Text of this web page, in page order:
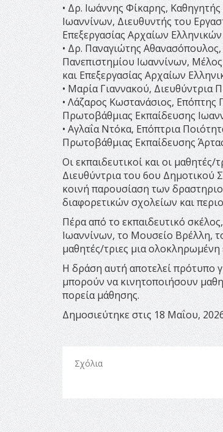
• Δρ. Ιωάννης Φίκαρης,
Ιωαννίνων, Διευθυντής του
Επεξεργασίας Αρχαίων
• Δρ. Παναγιώτης
Πανεπιστημίου Ιωαννίνων,
και Επεξεργασίας Αρχαίων
• Μαρία Γιαννακού, Διευθύντρια
• Λάζαρος Κωστανάσιος,
Πρωτοβάθμιας Εκπαίδευσης
• Αγλαΐα Ντόκα, Επόπτρια
Πρωτοβάθμιας Εκπαίδευσης
Οι εκπαιδευτικοί και οι μαθητές/
Διευθύντρια του 6ου Δημοτικού
κοινή παρουσίαση των
διαφορετικών σχολείων και
Πέρα από το εκπαιδευτικό
Ιωαννίνων, το Μουσείο Βρέλλη,
μαθητές/τριες μια ολοκληρωμένη
Η δράση αυτή αποτελεί πρότυπο
μπορούν να κινητοποιήσουν
πορεία μάθησης.
Δημοσιεύτηκε στις 18 Μαΐου,
Σχόλια